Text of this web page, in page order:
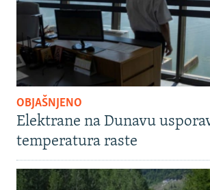
OBJAŠNJENO
Elektrane na Dunavu
temperatura raste